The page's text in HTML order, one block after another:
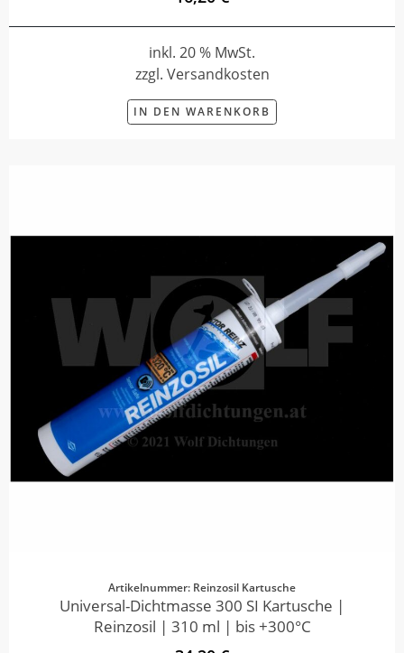
inkl. 20 % MwSt.
zzgl. Versandkosten
IN DEN WARENKORB
Artikelnummer: Reinzosil Kartusche
Universal-Dichtmasse 300 SI Kartusche |
Reinzosil | 310 ml | bis +300°C